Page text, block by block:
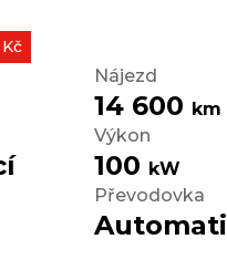
Nájezd
14 600 km
Výkon
100 kW
Převodovka